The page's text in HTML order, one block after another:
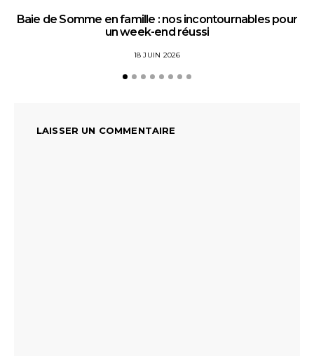
Baie de Somme en famille : nos incontournables pour
un week-end réussi
18 JUIN 2026
LAISSER UN COMMENTAIRE